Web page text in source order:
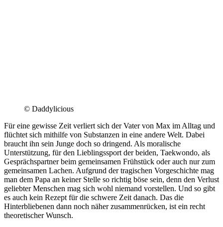
© Daddylicious
Für eine gewisse Zeit verliert sich der Vater von Max im Alltag und
flüchtet sich mithilfe von Substanzen in eine andere Welt. Dabei
braucht ihn sein Junge doch so dringend. Als moralische
Unterstützung, für den Lieblingssport der beiden, Taekwondo, als
Gesprächspartner beim gemeinsamen Frühstück oder auch nur zum
gemeinsamen Lachen. Aufgrund der tragischen Vorgeschichte mag
man dem Papa an keiner Stelle so richtig böse sein, denn den Verlust
geliebter Menschen mag sich wohl niemand vorstellen. Und so gibt
es auch kein Rezept für die schwere Zeit danach. Das die
Hinterbliebenen dann noch näher zusammenrücken, ist ein recht
theoretischer Wunsch.